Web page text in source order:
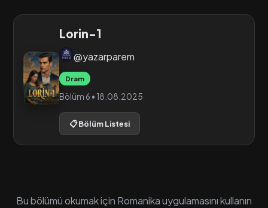
Lorin-1
@yazarparem
Dram
Bölüm 6 • 18.08.2025
📋 Bölüm Listesi
Bu bölümü okumak için Romanika uygulamasını kullanın